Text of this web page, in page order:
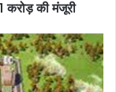
करोड़ की मंजूरी